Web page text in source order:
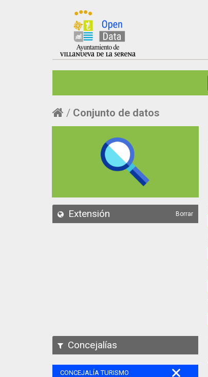
Conjunto de datos
Extensión Borrar
Concejalías
CONCEJALÍA TURISMO